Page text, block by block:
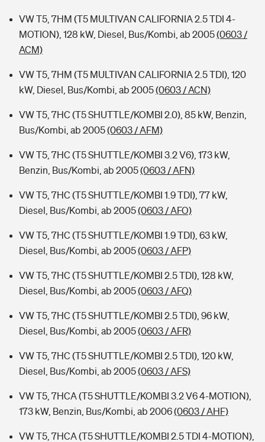
VW T5, 7HM (T5 MULTIVAN CALIFORNIA 2.5 TDI 4-
MOTION), 128 kW, Diesel, Bus/Kombi, ab 2005(0603 /
ACM)
VW T5, 7HM (T5 MULTIVAN CALIFORNIA 2.5 TDI), 120
kW, Diesel, Bus/Kombi, ab 2005(0603 / ACN)
VW T5, 7HC (T5 SHUTTLE/KOMBI 2.0), 85 kW, Benzin,
Bus/Kombi, ab 2005(0603 / AFM)
VW T5, 7HC (T5 SHUTTLE/KOMBI 3.2 V6), 173 kW,
Benzin, Bus/Kombi, ab 2005(0603 / AFN)
VW T5, 7HC (T5 SHUTTLE/KOMBI 1.9 TDI), 77 kW,
Diesel, Bus/Kombi, ab 2005(0603 / AFO)
VW T5, 7HC (T5 SHUTTLE/KOMBI 1.9 TDI), 63 kW,
Diesel, Bus/Kombi, ab 2005(0603 / AFP)
VW T5, 7HC (T5 SHUTTLE/KOMBI 2.5 TDI), 128 kW,
Diesel, Bus/Kombi, ab 2005(0603 / AFQ)
VW T5, 7HC (T5 SHUTTLE/KOMBI 2.5 TDI), 96 kW,
Diesel, Bus/Kombi, ab 2005(0603 / AFR)
VW T5, 7HC (T5 SHUTTLE/KOMBI 2.5 TDI), 120 kW,
Diesel, Bus/Kombi, ab 2005(0603 / AFS)
VW T5, 7HCA (T5 SHUTTLE/KOMBI 3.2 V6 4-MOTION),
173 kW, Benzin, Bus/Kombi, ab 2006(0603 / AHF)
VW T5, 7HCA (T5 SHUTTLE/KOMBI 2.5 TDI 4-MOTION),